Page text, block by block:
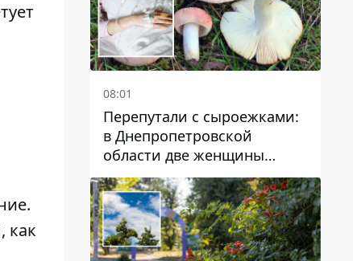
.
как
08:01
Перепутали с сыроежками:
в Днепропетровской
области две женщины
отравились грибами